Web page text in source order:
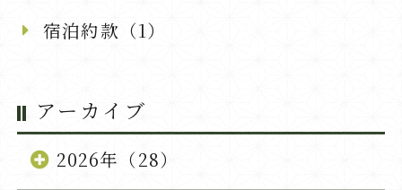
宿泊約款（1）
アーカイブ
2026年（28）